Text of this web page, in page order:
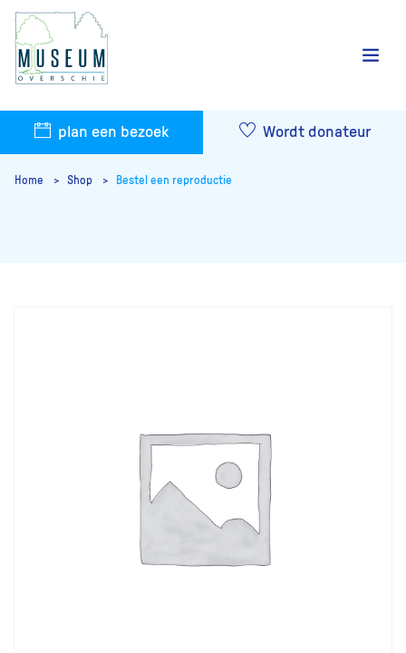
plan een bezoek Wordt donateur
Home Shop Bestel een reproductie